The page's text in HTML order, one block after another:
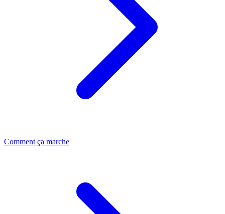
Comment ça marche